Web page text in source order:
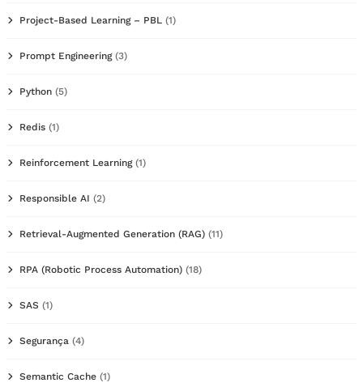
Project-Based Learning – PBL (1)
Prompt Engineering(3)
Python (5)
Redis (1)
Reinforcement Learning(1)
Responsible AI (2)
Retrieval-Augmented Generation (RAG) (11)
RPA (Robotic Process Automation) (18)
SAS (1)
Segurança (4)
Semantic Cache (1)